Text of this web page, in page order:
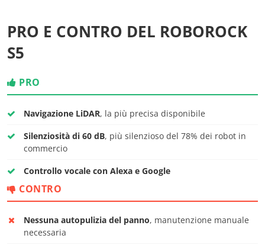
PRO E CONTRO DEL ROBOROCK
S5
PRO
Navigazione LiDAR, la più precisa disponibile
Silenziosità di 60 dB, più silenzioso del 78% dei robot in
commercio
Controllo vocale con Alexa e Google
CONTRO
Nessuna autopulizia del panno, manutenzione manuale
necessaria